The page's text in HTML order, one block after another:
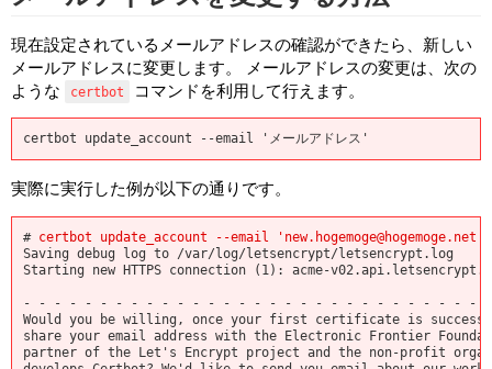
現在設定されているメールアドレスの確認ができたら、新しい
メールアドレスに変更します。 メールアドレスの変更は、次の
ような
certbot コマンドを利用して行えます。
certbot update_account --email 'メールアドレス'
実際に実行した例が以下の通りです。
# certbot update_account --email 'new.hogemoge@hogemoge.net'
Saving debug log to /var/log/letsencrypt/letsencrypt.log
Starting new HTTPS connection (1): acme-
- - - - - - - - - - - - - - - - - - - - - - - - - - - - - -
Would you be willing, once your first certificate is
share your email address with the Electronic Frontier
partner of the Let's Encrypt project and the non-profit